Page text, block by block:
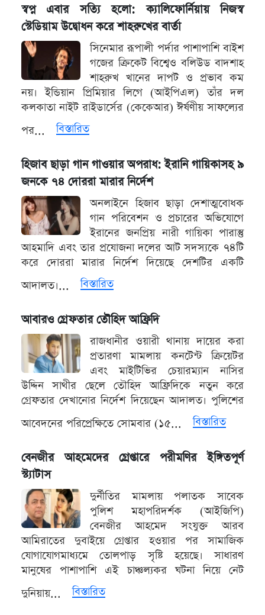
স্বপ্ন এবার সত্যি হলো: ক্যালিফোর্নিয়ায় নিজস্ব
স্টেডিয়াম উদ্বোধন করে শাহরুখের বার্তা
সিনেমার রূপালী পর্দার পাশাপাশি বাইশ
গজের ক্রিকেট বিশ্বেও বলিউড বাদশাহ
শাহরুখ খানের দাপট ও প্রভাব কম
নয়। ইন্ডিয়ান প্রিমিয়ার লিগে (আইপিএল) তাঁর দল
কলকাতা নাইট রাইডার্সের (কেকেআর) ঈর্ষণীয় সাফল্যের
পর...
বিস্তারিত
হিজাব ছাড়া গান গাওয়ার অপরাধ: ইরানি গায়িকাসহ ৯
জনকে ৭৪ দোররা মারার নির্দেশ
অনলাইনে হিজাব ছাড়া দেশাত্মবোধক
গান পরিবেশন ও প্রচারের অভিযোগে
ইরানের জনপ্রিয় নারী গায়িকা পারাস্তু
আহমাদি এবং তার প্রযোজনা দলের আট সদস্যকে ৭৪টি
করে দোররা মারার নির্দেশ দিয়েছে দেশটির একটি
আদালত।...
বিস্তারিত
আবারও গ্রেফতার তৌহিদ আফ্রিদি
রাজধানীর ওয়ারী থানায় দায়ের করা
প্রতারণা মামলায় কনটেন্ট ক্রিয়েটর
এবং মাইটিভির চেয়ারম্যান নাসির
উদ্দিন সাথীর ছেলে তৌহিদ আফ্রিদিকে নতুন করে
গ্রেফতার দেখানোর নির্দেশ দিয়েছেন আদালত। পুলিশের
আবেদনের পরিপ্রেক্ষিতে সোমবার (১৫...
বিস্তারিত
বেনজীর আহমেদের গ্রেপ্তারে পরীমণির ইঙ্গিতপূর্ণ
স্ট্যাটাস
দুর্নীতির মামলায় পলাতক সাবেক
পুলিশ মহাপরিদর্শক (আইজিপি)
বেনজীর আহমেদ সংযুক্ত আরব
আমিরাতের দুবাইয়ে গ্রেপ্তার হওয়ার পর সামাজিক
যোগাযোগমাধ্যমে তোলপাড় সৃষ্টি হয়েছে। সাধারণ
মানুষের পাশাপাশি এই চাঞ্চল্যকর ঘটনা নিয়ে নেট
দুনিয়ায়...
বিস্তারিত